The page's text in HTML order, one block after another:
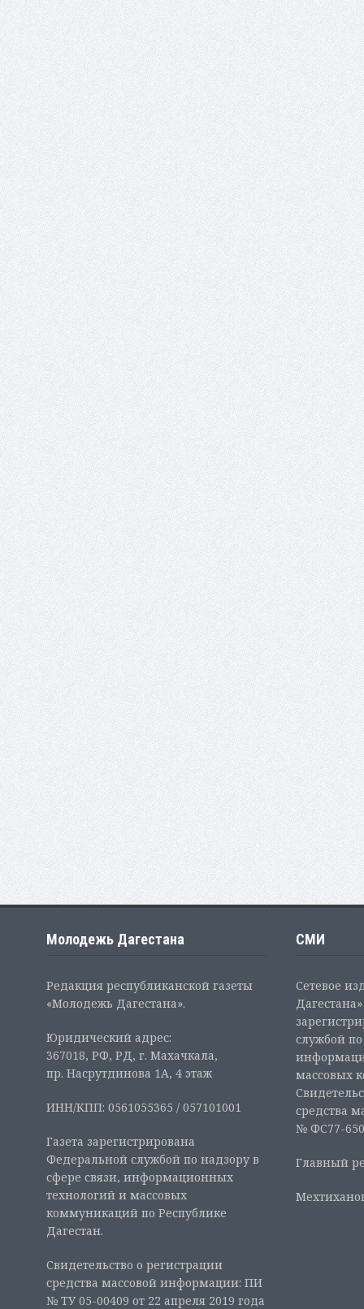
Молодежь Дагестана
Редакция республиканской газеты
«Молодежь Дагестана».
Юридический адрес:
367018, РФ, РД, г. Махачкала,
пр. Насрутдинова 1А, 4 этаж
ИНН/КПП: 0561055365 / 057101001
Газета зарегистрирована
Федеральной службой по надзору в
сфере связи, информационных
технологий и массовых
коммуникаций по Республике
Дагестан.
Свидетельство о регистрации
средства массовой информации: ПИ
№ ТУ 05-00409 от 22 апреля 2019 года
СМИ
Сетевое
службой
массовых
средства
№ ФС77-
Главный